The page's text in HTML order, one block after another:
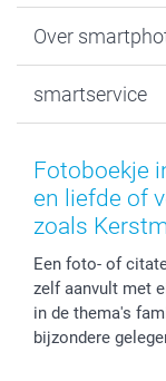
Fotoprints,
MyNameBook
Stickers en
Fotokaders,
Fotokalenders &
Baby
Communie- en
Geschenken voor
Afstuderen
Moederdag
Verjaardag
Geboorte
Over
Duurzaamheid
Voorwaarden
Herroepingsrecht
Klachtenregeling
Privacybeleid
Cookiebeleid
Prijslijst
smartservice
smartgarantie
smartbonus
Levering
Mijn orderstatus
smartfriends
Fotoboekje
en liefde of
zoals
Een foto- of
zelf aanvult met
in de thema's
bijzondere